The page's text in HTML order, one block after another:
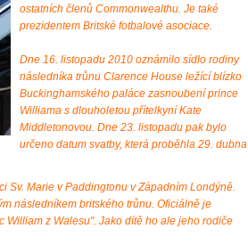
ostatních členů Commonwealthu. Je také
prezidentem Britské fotbalové asociace.
Dne 16. listopadu 2010 oznámilo sídlo rodiny
následníka trůnu Clarence House ležící blízko
Buckinghamského paláce zasnoubení prince
Williama s dlouholetou přítelkyní Kate
Middletonovou. Dne 23. listopadu pak bylo
určeno datum svatby, která proběhla 29. dubna
Sv. Marie v Paddingtonu v Západním Londýně.
následníkem britského trůnu. Oficiálně je
William z Walesu". Jako dítě ho ale jeho rodiče